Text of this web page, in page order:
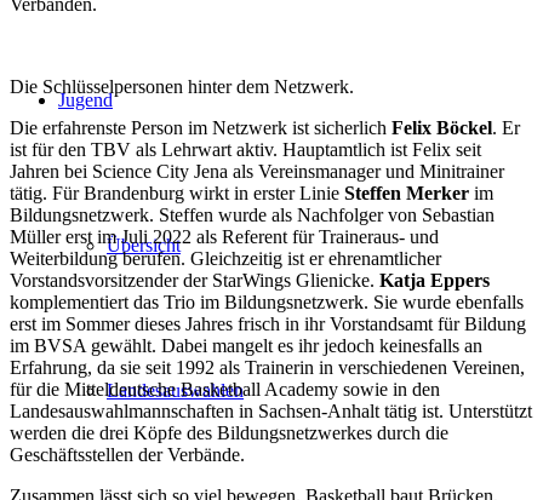
Jugend
Übersicht
Landesauswahlen
Die Schlüsselpersonen hinter dem Netzwerk.
Die erfahrenste Person im Netzwerk ist sicherlich Felix Böckel. Er
ist für den TBV als Lehrwart aktiv. Hauptamtlich ist Felix seit
Jahren bei Science City Jena als Vereinsmanager und Minitrainer
tätig. Für Brandenburg wirkt in erster Linie Steffen Merker im
Bildungsnetzwerk. Steffen wurde als Nachfolger von Sebastian
Müller erst im Juli 2022 als Referent für Traineraus- und
Weiterbildung berufen. Gleichzeitig ist er ehrenamtlicher
Vorstandsvorsitzender der StarWings Glienicke. Katja Eppers
komplementiert das Trio im Bildungsnetzwerk. Sie wurde ebenfalls
erst im Sommer dieses Jahres frisch in ihr Vorstandsamt für Bildung
im BVSA gewählt. Dabei mangelt es ihr jedoch keinesfalls an
Erfahrung, da sie seit 1992 als Trainerin in verschiedenen Vereinen,
für die Mitteldeutsche Basketball Academy sowie in den
Landesauswahlmannschaften in Sachsen-Anhalt tätig ist. Unterstützt
werden die drei Köpfe des Bildungsnetzwerkes durch die
Geschäftsstellen der Verbände.
Zusammen lässt sich so viel bewegen. Basketball baut Brücken,